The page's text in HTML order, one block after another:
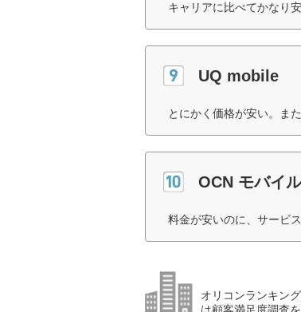
キャリアに比べてかなり
UQ mobile
とにかく価格が安い。ま
OCN モバイ
料金が安いのに、サービ
オリコンランキン